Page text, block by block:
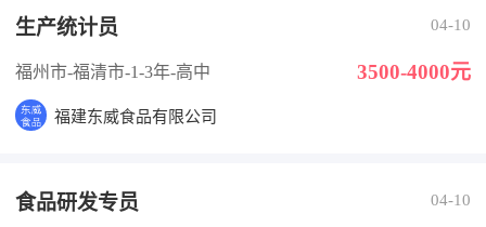
生产统计员 04-10
福州市-福清市-1-3年-高中 3500-4000元
福建东威食品有限公司
食品研发专员 04-10